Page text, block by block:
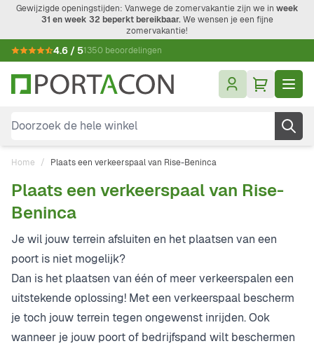
Ga naar de inhoud
Gewijzigde openingstijden: Vanwege de zomervakantie zijn we in week
31 en week 32 beperkt bereikbaar.We wensen je een fijne
zomervakantie!
4.6 / 51350 beoordelingen
Doorzoek de hele winkel
Home / Plaats een verkeerspaal van Rise-Beninca
Plaats een verkeerspaal van Rise-
Beninca
Je wil jouw terrein afsluiten en het plaatsen van een
poort is niet mogelijk?
Dan is het plaatsen van één of meer verkeerspalen een
uitstekende oplossing! Met een verkeerspaal bescherm
je toch jouw terrein tegen ongewenst inrijden. Ook
wanneer je jouw poort of bedrijfspand wilt beschermen